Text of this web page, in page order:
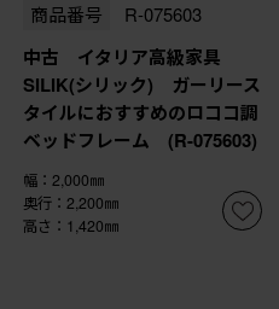
商品番号 R-075603
中古 イタリア高級家具
SILIK(シリック) ガーリース
タイルにおすすめのロココ調
ベッドフレーム (R-075603)
幅：2,000㎜
奥行：2,200㎜
高さ：1,420㎜